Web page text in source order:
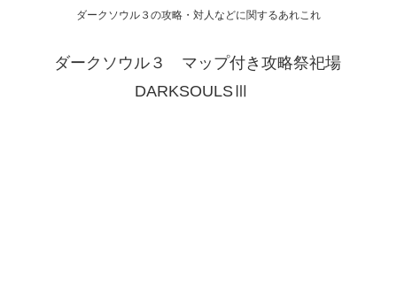
ダークソウル３の攻略・対人などに関するあれこれ
ダークソウル３ マップ付き攻略祭祀場
DARKSOULSⅢ